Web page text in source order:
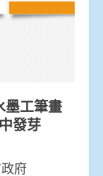
墨工筆畫
發芽
府